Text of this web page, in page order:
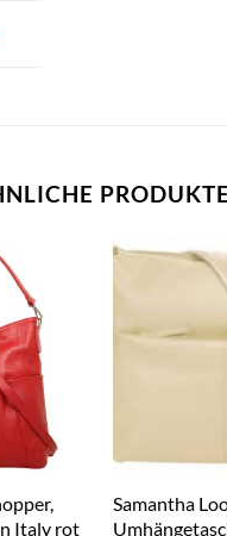
PRODUKTE
Italy rot
Samantha